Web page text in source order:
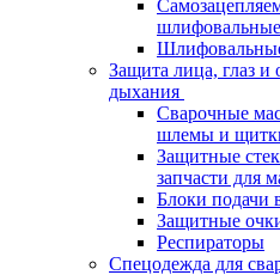
Защита лица, глаз и
дыхания
Сварочные
шлемы и
Защитные
запчасти для
Блоки подачи
Защитные
Респираторы
Спецодежда для